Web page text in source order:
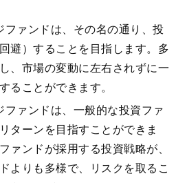
ファンドは、その名の通り、投
避）することを目指します。多
、市場の変動に左右されずに一
ることができます。
ファンドは、一般的な投資ファ
ターンを目指すことができま
ァンドが採用する投資戦略が、
よりも多様で、リスクを取るこ